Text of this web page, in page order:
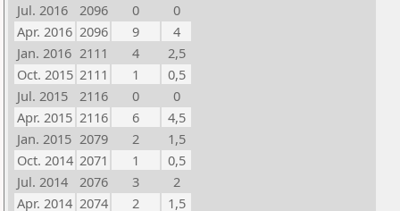
Jul. 2016
2096 0
0
Apr. 2016 2096 9
4
Jan. 2016 2111 4
2,5
Oct. 2015 2111 1
0,5
Jul. 2015
2116 0
0
Apr. 2015 2116 6
4,5
Jan. 2015 2079 2
1,5
Oct. 2014 2071 1
0,5
Jul. 2014
2076 3
2
Apr. 2014 2074 2
1,5